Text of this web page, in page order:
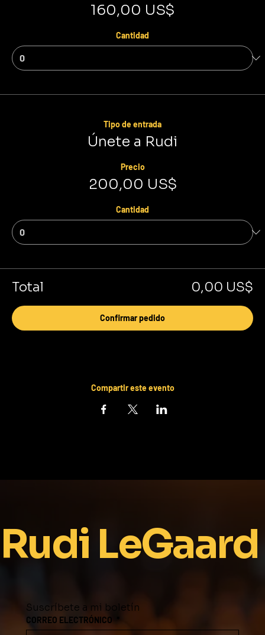
160,00 US$
Cantidad
Tipo de entrada
Únete a Rudi
Precio
200,00 US$
Cantidad
Total 0,00 US$
Confirmar pedido
Compartir este evento
Rudi LeGaard
Suscríbete a mi boletín
CORREO ELECTRÓNICO *